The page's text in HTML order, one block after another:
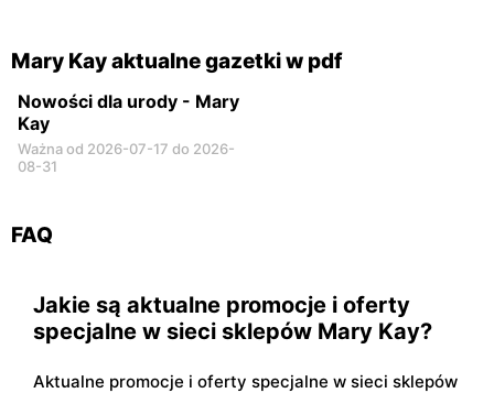
Mary Kay aktualne gazetki w pdf
Nowości dla urody - Mary
Kay
Ważna od 2026-07-17 do 2026-
08-31
FAQ
Jakie są aktualne promocje i oferty
specjalne w sieci sklepów Mary Kay?
Aktualne promocje i oferty specjalne w sieci sklepów